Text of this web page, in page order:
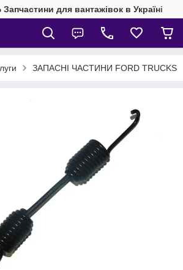
для вантажівок в Україні
ЗАПАСНІ ЧАСТИНИ FORD TRUCKS